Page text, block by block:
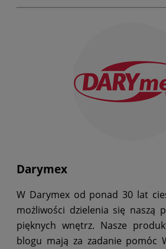
Darymex
W Darymex od ponad 30 lat
możliwości dzielenia się naszą
pięknych wnętrz. Nasze
blogu mają za zadanie pomóc